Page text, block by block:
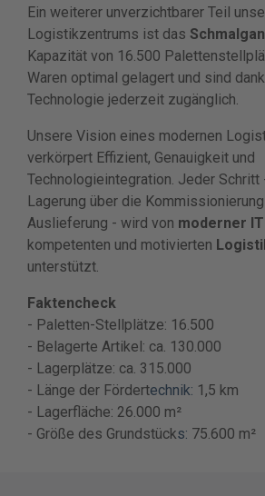
Ein weiterer unverzichtbarer Teil
Logistikzentrums ist das
Kapazität von 16.500
Waren optimal gelagert und sind
Technologie jederzeit zugänglich.
Unsere Vision eines modernen
verkörpert Effizient, Genauigkeit und
Technologieintegration. Jeder Schritt
Lagerung über die
Auslieferung - wird von moderner IT
kompetenten und motivierten
unterstützt.
Faktencheck
- Paletten-Stellplätze: 16.500
- Belagerte Artikel: ca. 130.000
- Lagerplätze: ca. 315.000
- Länge der Fördertechnik: 1,5 km
- Lagerfläche: 26.000 m²
- Größe des Grundstücks: 75.600 m²